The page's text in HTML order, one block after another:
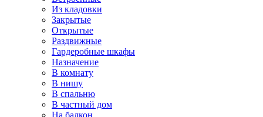
Из кладовки
Закрытые
Открытые
Раздвижные
Гардеробные шкафы
Назначение
В комнату
В нишу
В спальню
В частный дом
На балкон